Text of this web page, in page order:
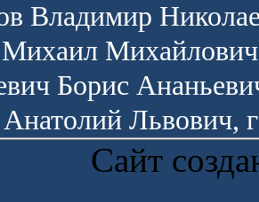
Владимир
Борис
Львович,
Сайт